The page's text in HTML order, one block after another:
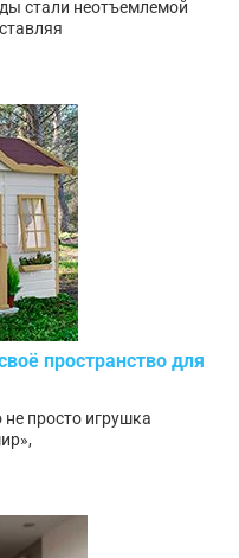
стали неотъемлемой
пространство для
просто игрушка